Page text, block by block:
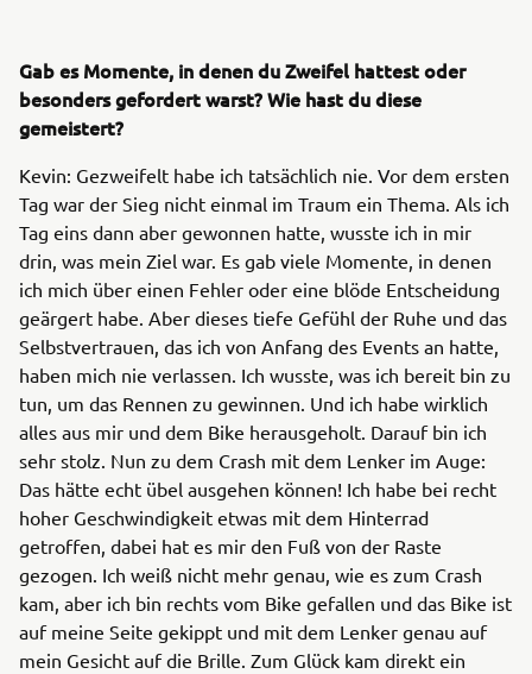
Gab es Momente, in denen du Zweifel hattest oder
besonders gefordert warst? Wie hast du diese
gemeistert?
Kevin: Gezweifelt habe ich tatsächlich nie. Vor dem ersten
Tag war der Sieg nicht einmal im Traum ein Thema. Als ich
Tag eins dann aber gewonnen hatte, wusste ich in mir
drin, was mein Ziel war. Es gab viele Momente, in denen
ich mich über einen Fehler oder eine blöde Entscheidung
geärgert habe. Aber dieses tiefe Gefühl der Ruhe und das
Selbstvertrauen, das ich von Anfang des Events an hatte,
haben mich nie verlassen. Ich wusste, was ich bereit bin zu
tun, um das Rennen zu gewinnen. Und ich habe wirklich
alles aus mir und dem Bike herausgeholt. Darauf bin ich
sehr stolz. Nun zu dem Crash mit dem Lenker im Auge:
Das hätte echt übel ausgehen können! Ich habe bei recht
hoher Geschwindigkeit etwas mit dem Hinterrad
getroffen, dabei hat es mir den Fuß von der Raste
gezogen. Ich weiß nicht mehr genau, wie es zum Crash
kam, aber ich bin rechts vom Bike gefallen und das Bike ist
auf meine Seite gekippt und mit dem Lenker genau auf
mein Gesicht auf die Brille. Zum Glück kam direkt ein